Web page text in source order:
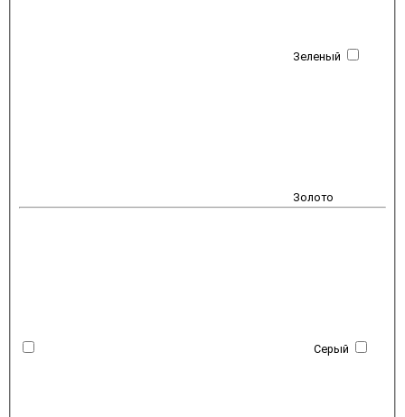
Зеленый
Золото
Серый